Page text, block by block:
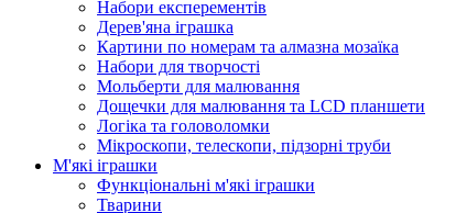
Набори експерементів
Дерев'яна іграшка
Картини по номерам та алмазна мозаїка
Набори для творчості
Мольберти для малювання
Дощечки для малювання та LCD планшети
Логіка та головоломки
Мікроскопи, телескопи, підзорні труби
М'які іграшки
Функціональні м'які іграшки
Тварини